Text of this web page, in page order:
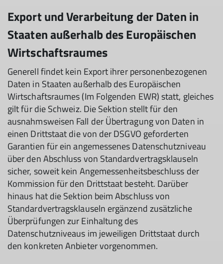
Export und Verarbeitung der Daten in
Staaten außerhalb des Europäischen
Wirtschaftsraumes
Generell findet kein Export ihrer personenbezogenen
Daten in Staaten außerhalb des Europäischen
Wirtschaftsraumes (Im Folgenden EWR) statt, gleiches
gilt für die Schweiz. Die Sektion stellt für den
ausnahmsweisen Fall der Übertragung von Daten in
einen Drittstaat die von der DSGVO geforderten
Garantien für ein angemessenes Datenschutzniveau
über den Abschluss von Standardvertragsklauseln
sicher, soweit kein Angemessenheitsbeschluss der
Kommission für den Drittstaat besteht. Darüber
hinaus hat die Sektion beim Abschluss von
Standardvertragsklauseln ergänzend zusätzliche
Überprüfungen zur Einhaltung des
Datenschutzniveaus im jeweiligen Drittstaat durch
den konkreten Anbieter vorgenommen.